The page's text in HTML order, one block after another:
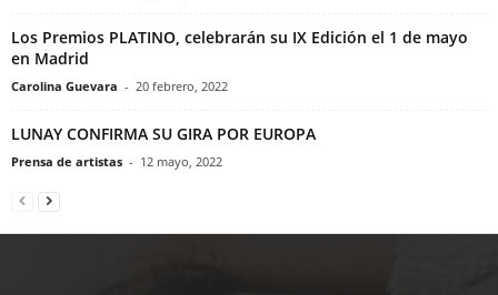
Los Premios PLATINO, celebrarán su IX Edición el 1 de mayo
en Madrid
Carolina Guevara - 20 febrero, 2022
LUNAY CONFIRMA SU GIRA POR EUROPA
Prensa de artistas - 12 mayo, 2022